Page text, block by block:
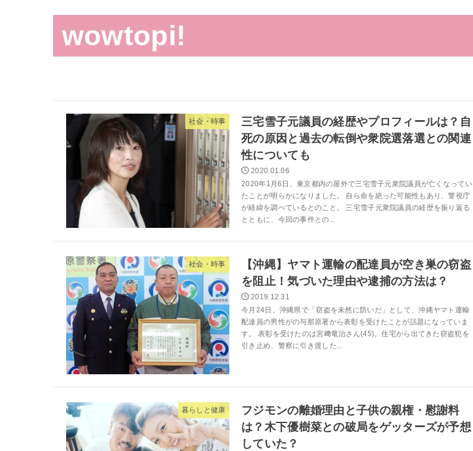
wowtopi!
社会・時事
三宅雪子元議員の経歴やプロフィールは？自
死の原因と過去の転倒や衆院選落選との関連
性についても
2020.01.06
2020年1月6日、東京都内の屋外で三宅雪子元衆院議員が亡くなってい
たことが明らかになりました。 自ら命を絶った可能性もあり、警視庁
が経緯を調べているとのこと。 三宅雪子元衆院議員の経歴を振り返る
とともに、今回の事件との...
社会・時事
【沖縄】ヤマト運輸の配達員が空き巣の窃盗
を阻止！気づいた理由や逮捕の方法は？
2019.12.31
今月24日、沖縄県で「窃盗を未然に防いだ」として、沖縄ヤマト運輸
配達員の男性がの与那原署から表彰を受けたことが話題になっていま
す。 表彰を受けたのは宮﨑竜治さん(45)。住宅から出てきた窃盗犯を
引き止め、警察に引き渡した...
暮らしと健康
フジモンの離婚理由と子供の親権・慰謝料
は？木下優樹菜との破局をゲッターズが予想
していた？